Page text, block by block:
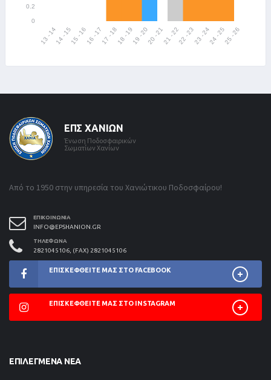
ΕΠΣ ΧΑΝΊΩΝ
Ένωση Ποδοσφαιρικών
Σωματίων Χανίων
Από το 1950 στην υπηρεσία του Χανιώτικου Ποδοσφαίρου!
ΕΠΙΚΟΙΝΩΝΊΑ
INFO@EPSHANION.GR
ΤΗΛΈΦΩΝΑ
2821045106, (FAX) 2821045106
ΕΠΙΣΚΕΦΘΕΊΤΕ ΜΑΣ ΣΤΟ FACEBOOK
ΕΠΙΣΚΕΦΘΕΊΤΕ ΜΑΣ ΣΤΟ INSTAGRAM
ΕΠΙΛΕΓΜΈΝΑ ΝΈΑ